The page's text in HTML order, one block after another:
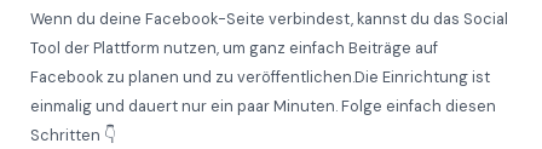
Wenn du deine Facebook-Seite verbindest, kannst du das Social
Tool der Plattform nutzen, um ganz einfach Beiträge auf
Facebook zu planen und zu veröffentlichen.Die Einrichtung ist
einmalig und dauert nur ein paar Minuten. Folge einfach diesen
Schritten 👇